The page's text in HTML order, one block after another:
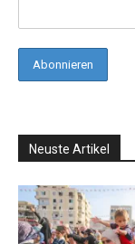
Neuste Artikel